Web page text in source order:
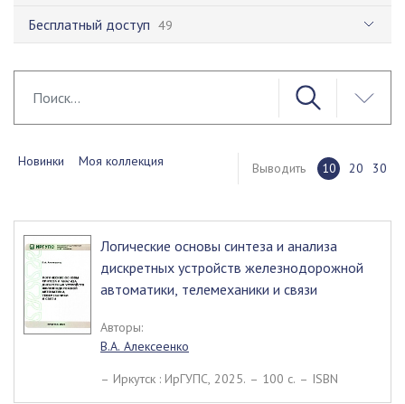
Бесплатный доступ 49
Новинки Моя коллекция Выводить 10 20 30
Логические основы синтеза и анализа
дискретных устройств железнодорожной
автоматики, телемеханики и связи
Авторы:
В.А. Алексеенко
– Иркутск : ИрГУПС, 2025. – 100 c. – ISBN